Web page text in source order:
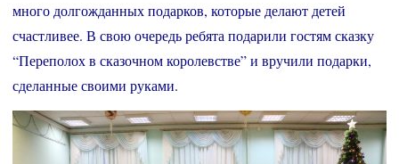
много долгожданных подарков, которые делают детей
счастливее. В свою очередь ребята подарили гостям сказку
“Переполох в сказочном королевстве” и вручили подарки,
сделанные своими руками.